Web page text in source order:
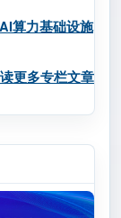
算力基础设施
更多专栏文章